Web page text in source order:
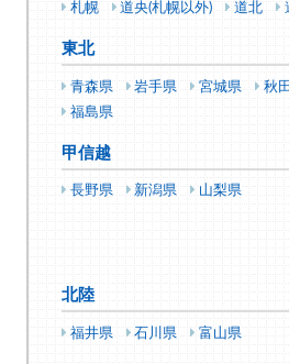
札幌 道央(札幌以外) 道北
東北
青森県 岩手県 宮城県 秋
福島県
甲信越
長野県 新潟県 山梨県
北陸
福井県 石川県 富山県